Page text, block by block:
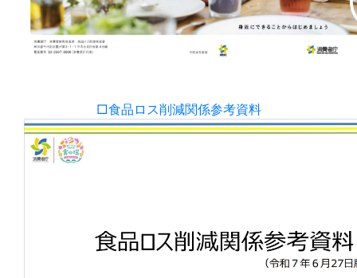
□食品ロス削減関係参考資料